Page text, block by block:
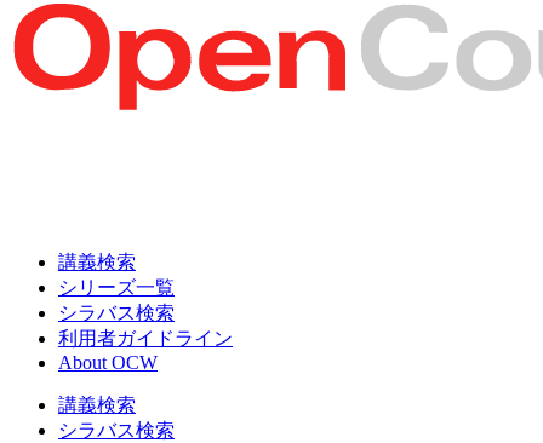
講義検索
シリーズ一覧
シラバス検索
利用者ガイドライン
About OCW
講義検索
シラバス検索